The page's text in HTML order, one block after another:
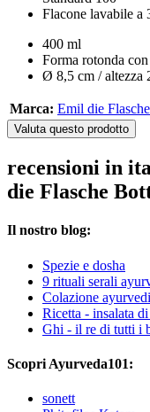
Flacone lavabile a
400 ml
Forma rotonda
Ø 8,5 cm / altezza
Marca: Emil die Flasche
Valuta questo prodotto
recensioni in
die Flasche
Il nostro blog:
Spezie e dosha
9 rituali serali
Colazione
Ricetta - insalata
Ghi - il re di tutti i
Scopri Ayurveda101:
sonett